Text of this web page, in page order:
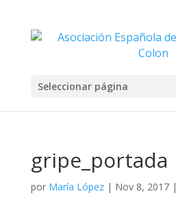
Seleccionar página
gripe_portada
por María López| Nov 8, 2017|